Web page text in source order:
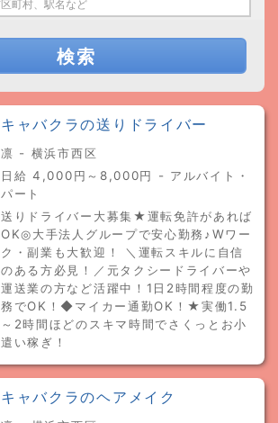
検索
キャバクラの送りドライバー
凛 - 横浜市西区
日給 4,000円～8,000円 - アルバイト・
パート
送りドライバー大募集★運転免許があれば
OK◎大手法人グループで安心勤務♪Wワー
ク・副業も大歓迎！ ＼運転スキルに自信
のある方必見！／元タクシードライバーや
運送業の方など活躍中！1日2時間程度の勤
務でOK！◆マイカー通勤OK！★実働1.5
～2時間ほどのスキマ時間でさくっとお小
遣い稼ぎ！
キャバクラのヘアメイク